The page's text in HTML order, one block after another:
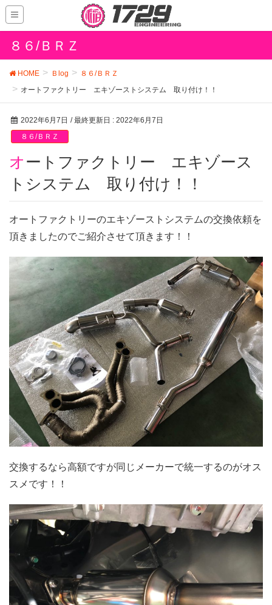
８６/ＢＲＺ
HOME Ｂlog
８６/ＢＲＺ
オートファクトリー エキゾーストシステム 取り付け！！
2022年6月7日 / 最終更新日 : 2022年6月7日
８６/ＢＲＺ
オートファクトリー エキゾース
トシステム 取り付け！！
オートファクトリーのエキゾーストシステムの交換依頼を
頂きましたのでご紹介させて頂きます！！
交換するなら高額ですが同じメーカーで統一するのがオス
スメです！！